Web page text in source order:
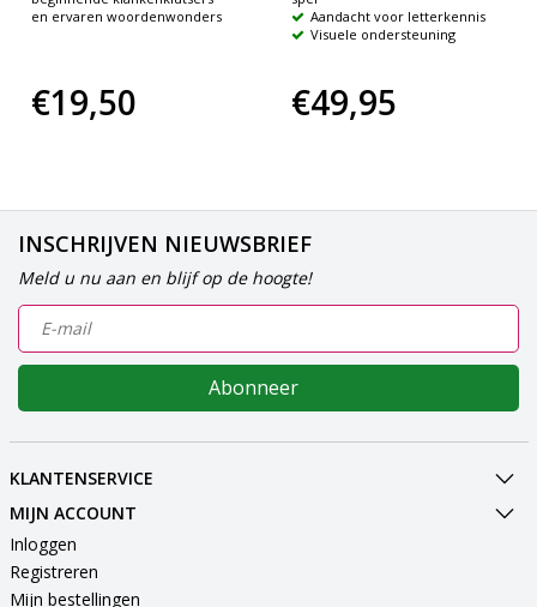
en ervaren woordenwonders
€19,50
Aandacht voor letterkennis
Visuele ondersteuning
€49,95
INSCHRIJVEN NIEUWSBRIEF
Meld u nu aan en blijf op de hoogte!
Abonneer
KLANTENSERVICE
MIJN ACCOUNT
Inloggen
Registreren
Mijn bestellingen